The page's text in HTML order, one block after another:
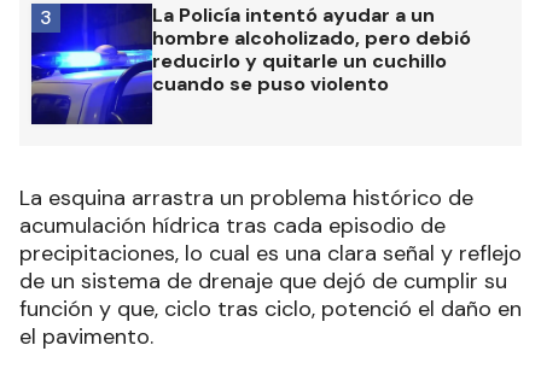
La Policía intentó ayudar a un
hombre alcoholizado, pero debió
reducirlo y quitarle un cuchillo
cuando se puso violento
3
La esquina arrastra un problema histórico de
acumulación hídrica tras cada episodio de
precipitaciones, lo cual es una clara señal y reflejo
de un sistema de drenaje que dejó de cumplir su
función y que, ciclo tras ciclo, potenció el daño en
el pavimento.